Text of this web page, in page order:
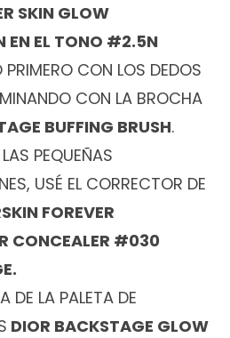
SKIN GLOW
EN EL TONO #2.5N
CON LOS DEDOS
CON LA BROCHA
BUFFING BRUSH.
PEQUEÑAS
USÉ EL CORRECTOR DE
FOREVER
CONCEALER #030
DE LA PALETA DE
DIOR BACKSTAGE GLOW